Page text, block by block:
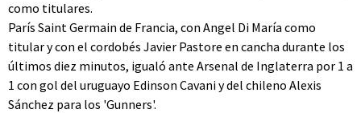
como titulares.
París Saint Germain de Francia, con Angel Di María como
titular y con el cordobés Javier Pastore en cancha durante los
últimos diez minutos, igualó ante Arsenal de Inglaterra por 1 a
1 con gol del uruguayo Edinson Cavani y del chileno Alexis
Sánchez para los 'Gunners'.